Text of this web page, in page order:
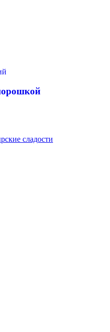
сладости